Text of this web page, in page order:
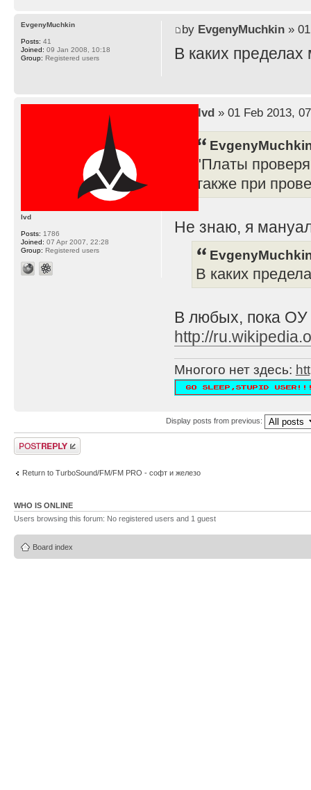
by EvgenyMuchkin» 01
В каких
EvgenyMuchkin
Posts: 41
Joined: 09 Jan 2008, 10:18
Group: Registered users
lvd» 01 Feb 2013,
"Платы
также при
Не знаю, я
В каких
В любых, пока ОУ
http://
Многого нет здесь:
lvd
Posts: 1786
Joined: 07 Apr 2007, 22:28
Group: Registered users
Display posts from previous:
Post a reply
Return to TurboSound/FM/FM PRO - софт и железо
WHO IS ONLINE
Users browsing this forum: No registered users and 1 guest
Board index